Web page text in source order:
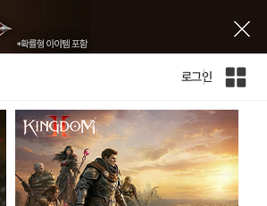
로그인
인
사
이
트
맵